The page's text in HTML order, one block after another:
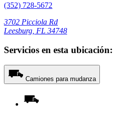
(352) 728-5672
3702 Picciola Rd
Leesburg, FL 34748
Servicios en esta ubicación:
Camiones para mudanza